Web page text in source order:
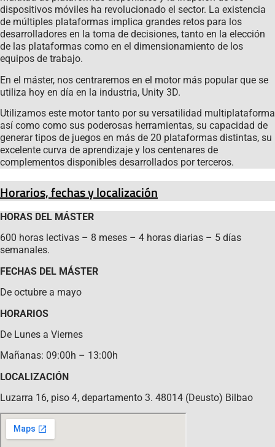
dispositivos móviles ha revolucionado el sector. La existencia
de múltiples plataformas implica grandes retos para los
desarrolladores en la toma de decisiones, tanto en la elección
de las plataformas como en el dimensionamiento de los
equipos de trabajo.
En el máster, nos centraremos en el motor más popular que se
utiliza hoy en día en la industria, Unity 3D.
Utilizamos este motor tanto por su versatilidad multiplataforma
así como como sus poderosas herramientas, su capacidad de
generar tipos de juegos en más de 20 plataformas distintas, su
excelente curva de aprendizaje y los centenares de
complementos disponibles desarrollados por terceros.
Horarios, fechas y localización
HORAS DEL MÁSTER
600 horas lectivas – 8 meses – 4 horas diarias – 5 días
semanales.
FECHAS DEL MÁSTER
De octubre a mayo
HORARIOS
De Lunes a Viernes
Mañanas: 09:00h – 13:00h
LOCALIZACIÓN
Luzarra 16, piso 4, departamento 3. 48014 (Deusto) Bilbao